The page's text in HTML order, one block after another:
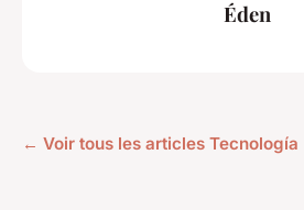
Éden
← Voir tous les articles Tecnología